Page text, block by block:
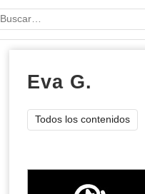
Palabra o frase:
Eva G.
Todos los contenidos